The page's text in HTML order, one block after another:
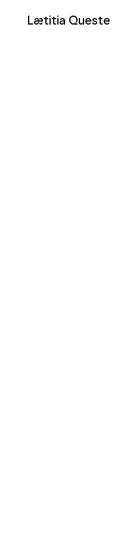
Lætitia Queste